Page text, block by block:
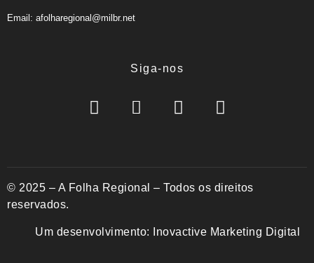
Email: afolharegional@milbr.net
Siga-nos
© 2025 – A Folha Regional – Todos os direitos
reservados.
Um desenvolvimento: Inovactive Marketing Digital